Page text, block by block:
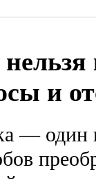
и
— один